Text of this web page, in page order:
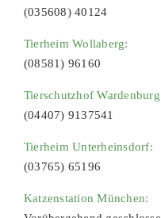
(035608) 40124
Tierheim Wollaberg:
(08581) 96160
Tierschutzhof
(04407) 9137541
Tierheim Unterheinsdorf:
(03765) 65196
Katzenstation München: